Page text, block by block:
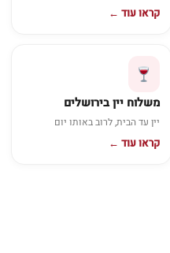
קראו עוד ←
משלוח יין בירושלים
יין עד הבית, לרוב באותו יום
קראו עוד ←